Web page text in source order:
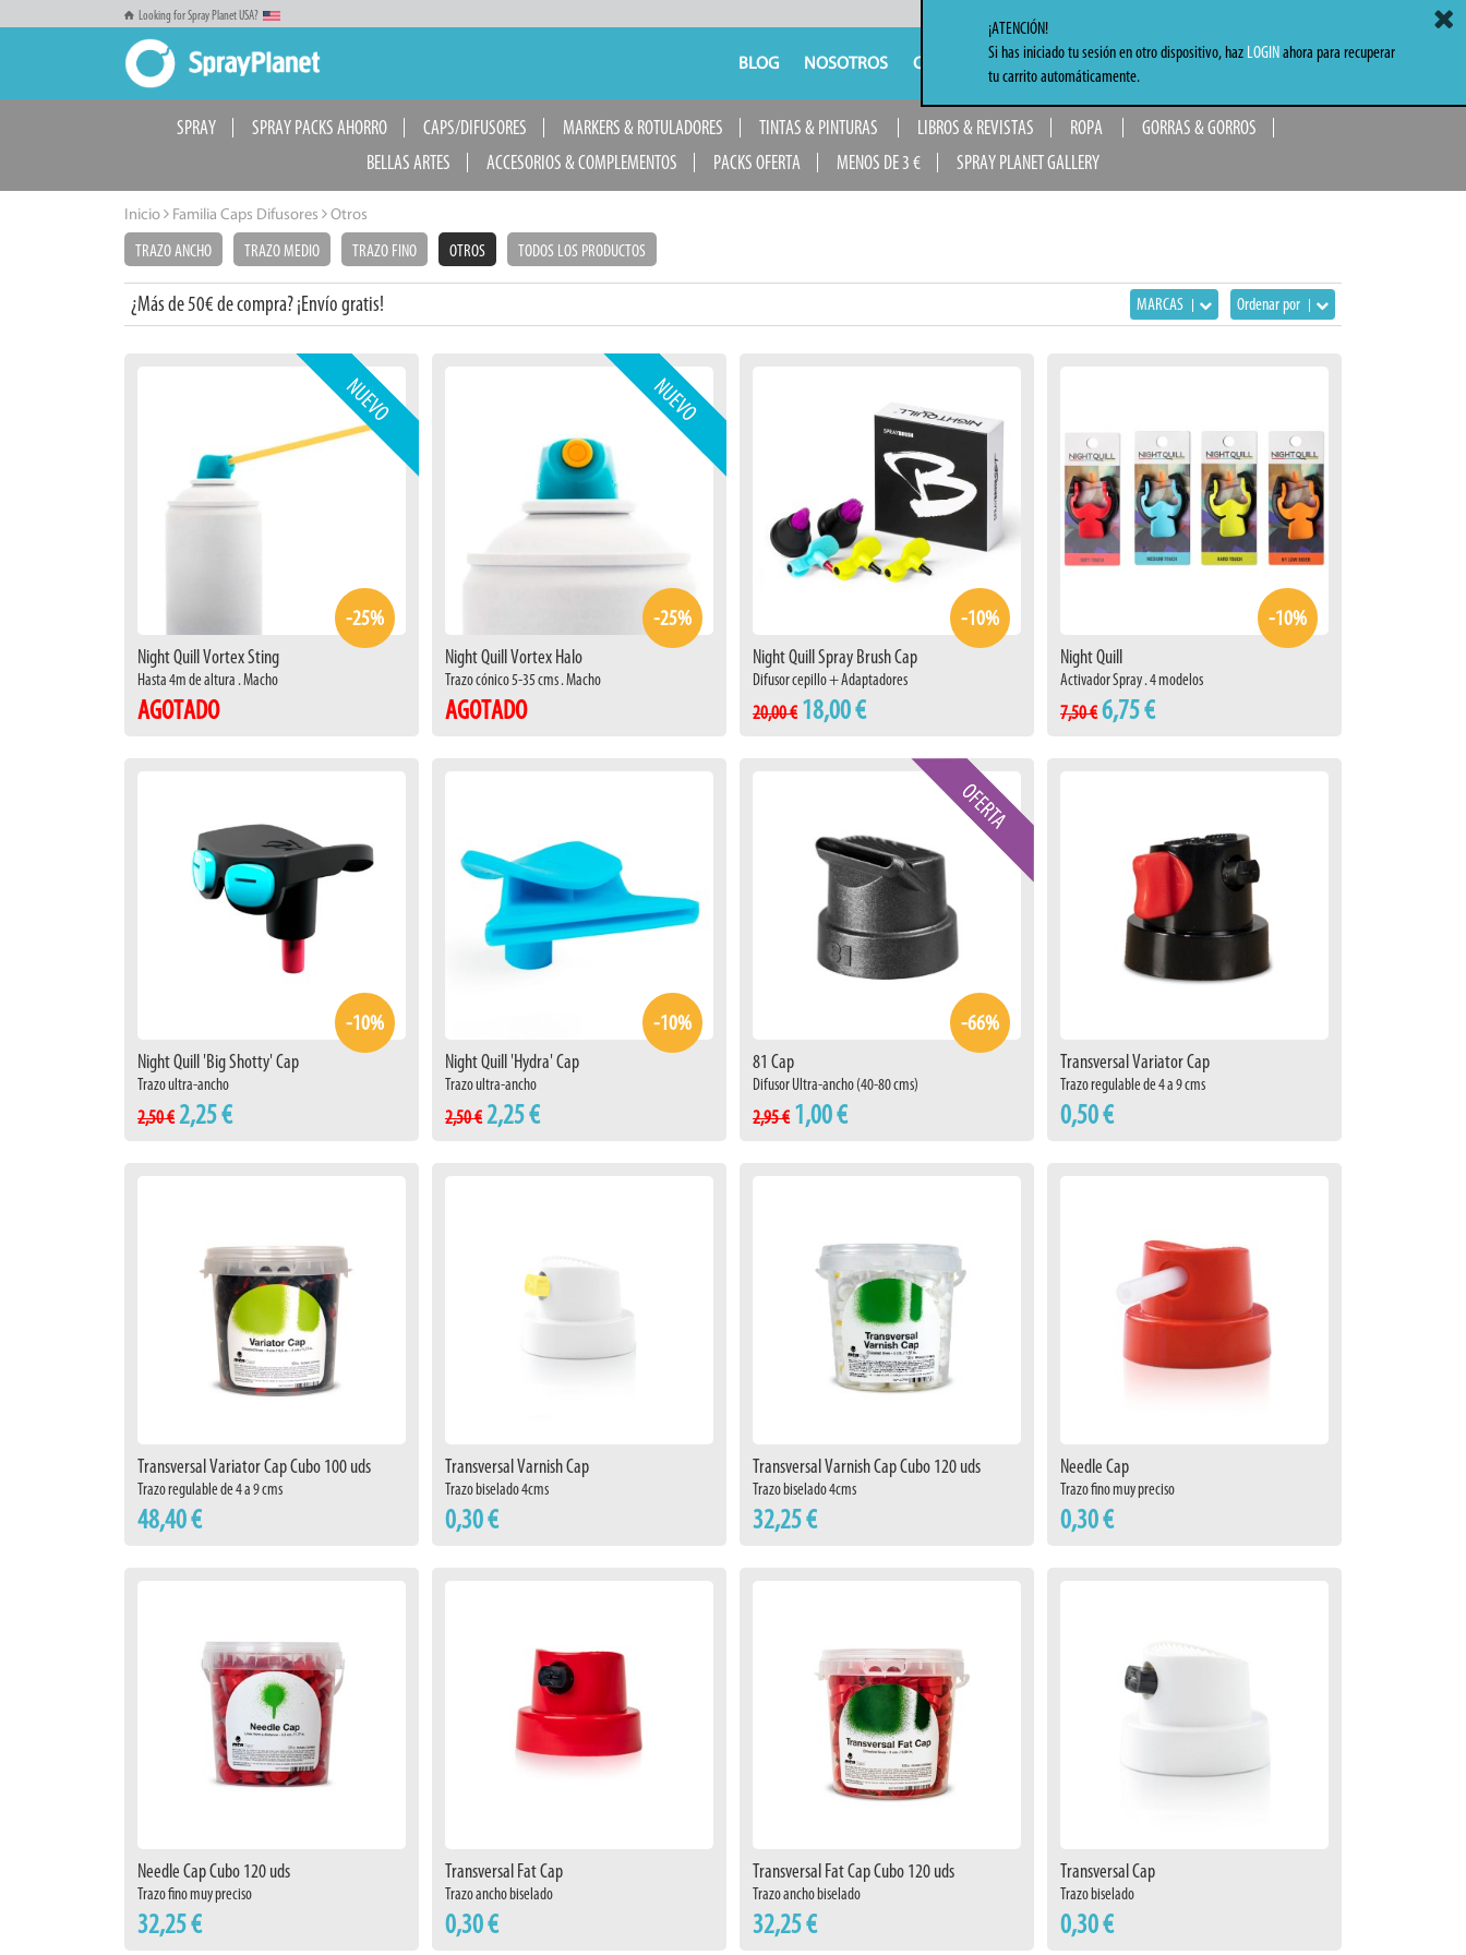
Looking for Spray Planet USA?
BLOG NOSOTROS CONTACTO
SPRAY SPRAY PACKS AHORRO CAPS/DIFUSORES MARKERS & ROTULADORES TINTAS & PINTURAS LIBROS & REVISTAS ROPA
GORRAS & GORROS
BELLAS ARTES
ACCESORIOS & COMPLEMENTOS PACKS OFERTA MENOS DE 3 € SPRAY PLANET GALLERY
Inicio Familia Caps Difusores Otros
TRAZO ANCHO TRAZO MEDIO TRAZO FINO OTROS TODOS LOS PRODUCTOS
¿Más de 50€ de compra? ¡Envío gratis! Ordenar por
MARCAS
-25%
Night Quill Vortex Sting
Hasta 4m de altura . Macho
AGOTADO
-25%
Night Quill Vortex Halo
Trazo cónico 5-35 cms . Macho
AGOTADO
-10%
Night Quill Spray Brush Cap
Difusor cepillo + Adaptadores
20,00 € 18,00 €
-10%
Night Quill
Activador Spray . 4 modelos
7,50 € 6,75 €
-10%
Night Quill 'Big Shotty' Cap
Trazo ultra-ancho
2,50 € 2,25 €
-10%
Night Quill 'Hydra' Cap
Trazo ultra-ancho
2,50 € 2,25 €
-66%
81 Cap
Difusor Ultra-ancho (40-80 cms)
2,95 € 1,00 €
Transversal Variator Cap
Trazo regulable de 4 a 9 cms
0,50 €
Transversal Variator Cap Cubo 100 uds
Trazo regulable de 4 a 9 cms
48,40 €
Transversal Varnish Cap
Trazo biselado 4cms
0,30 €
Transversal Varnish Cap Cubo 120 uds
Trazo biselado 4cms
32,25 €
Needle Cap
Trazo fino muy preciso
0,30 €
Needle Cap Cubo 120 uds
Trazo fino muy preciso
32,25 €
Transversal Fat Cap
Trazo ancho biselado
0,30 €
Transversal Fat Cap Cubo 120 uds
Trazo ancho biselado
32,25 €
Transversal Cap
Trazo biselado
0,30 €
¡ATENCIÓN!
Si has iniciado tu sesión en otro dispositivo, haz LOGINahora para recuperar
tu carrito automáticamente.